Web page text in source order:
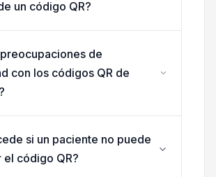
un código QR?
de
con los códigos QR de
si un paciente no puede
el código QR?